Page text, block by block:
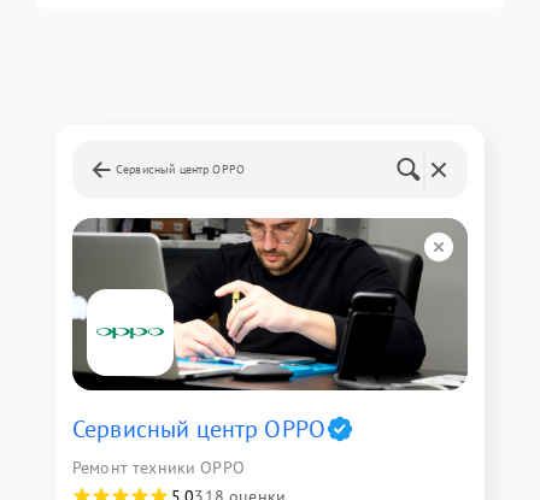
Сервисный центр OPPO
Сервисный центр OPPO
Ремонт техники OPPO